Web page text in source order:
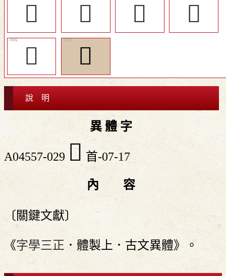
󶨍
󶨇 󶧿
󶨌
𩠢
󶨄
說 明
異 體 字
A04557-029 󶨄 首-07-17
內 容
〔關鍵文獻〕
《字學三正 ．體製上．古文異體》。